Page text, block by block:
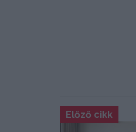
Előző cikk